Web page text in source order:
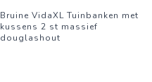
Bruine VidaXL Tuinbanken met
kussens 2 st massief
douglashout